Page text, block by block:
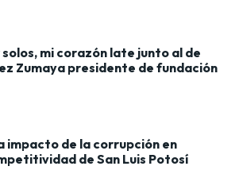
mi corazón late junto al de
Zumaya presidente de fundación
impacto de la corrupción en
de San Luis Potosí